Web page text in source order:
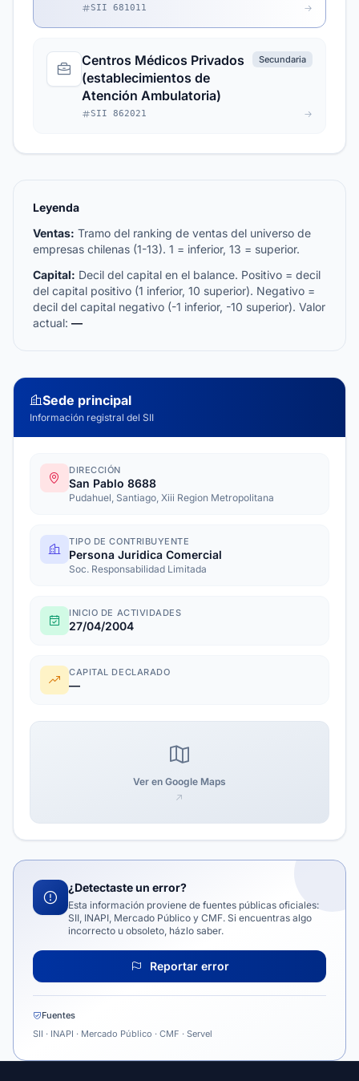
SII 681011
Centros Médicos Privados
(establecimientos de
Atención Ambulatoria)
Secundaria
SII 862021
Leyenda
Ventas: Tramo del ranking de ventas del universo de
empresas chilenas (1-13). 1 = inferior, 13 = superior.
Capital: Decil del capital en el balance. Positivo = decil
del capital positivo (1 inferior, 10 superior). Negativo =
decil del capital negativo (-1 inferior, -10 superior). Valor
actual: —
Sede principal
Información registral del SII
DIRECCIÓN
San Pablo 8688
Pudahuel, Santiago, Xiii Region Metropolitana
TIPO DE CONTRIBUYENTE
Persona Juridica Comercial
Soc. Responsabilidad Limitada
INICIO DE ACTIVIDADES
27/04/2004
CAPITAL DECLARADO
—
Ver en Google Maps
¿Detectaste un error?
Esta información proviene de fuentes públicas oficiales:
SII, INAPI, Mercado Público y CMF. Si encuentras algo
incorrecto u obsoleto, házlo saber.
Reportar error
Fuentes
SII · INAPI · Mercado Público · CMF · Servel